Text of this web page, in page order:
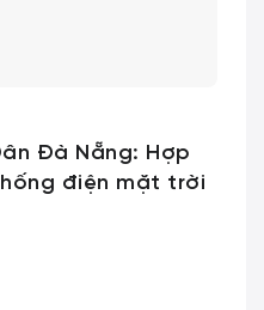
Đà Nẵng: Hợp
điện mặt trời